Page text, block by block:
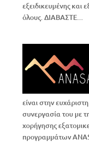
εξειδικευμένης και
όλους. ΔΙΑΒΑΣΤΕ...
είναι στην
συνεργασία του με
χορήγησης
προγραμμάτων